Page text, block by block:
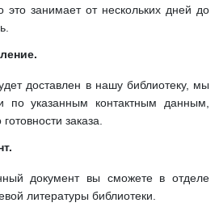
это занимает от нескольких дней до
доставлен в нашу библиотеку, мы
по указанным контактным данным,
заказа.
документ вы сможете в отделе
литературы библиотеки.